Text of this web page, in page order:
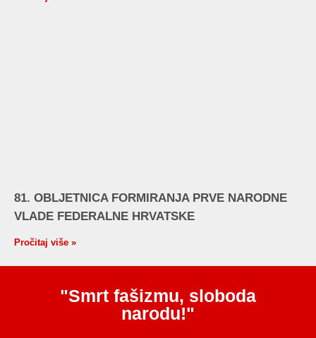
81. OBLJETNICA FORMIRANJA PRVE NARODNE
VLADE FEDERALNE HRVATSKE
Pročitaj više »
"Smrt fašizmu, sloboda
narodu!"